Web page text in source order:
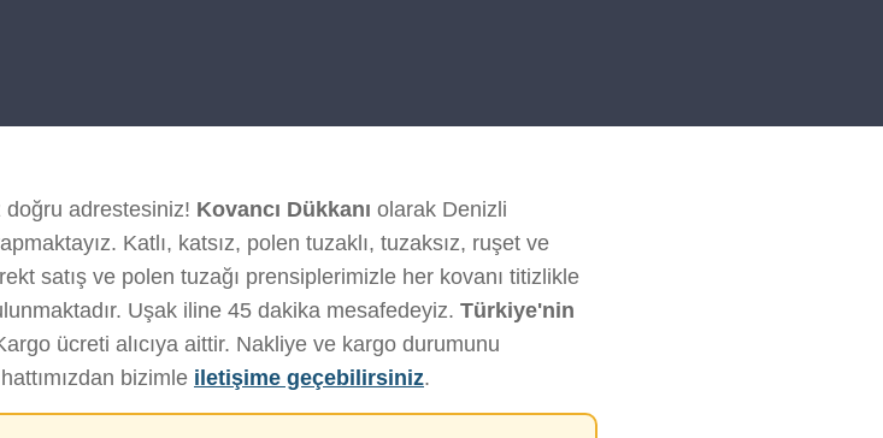
doğru adrestesiniz! Kovancı Dükkanı olarak Denizli
Katlı, katsız, polen tuzaklı, tuzaksız, ruşet ve
satış ve polen tuzağı prensiplerimizle her kovanı titizlikle
Uşak iline 45 dakika mesafedeyiz. Türkiye'nin
ücreti alıcıya aittir. Nakliye ve kargo durumunu
bizimle iletişime geçebilirsiniz.